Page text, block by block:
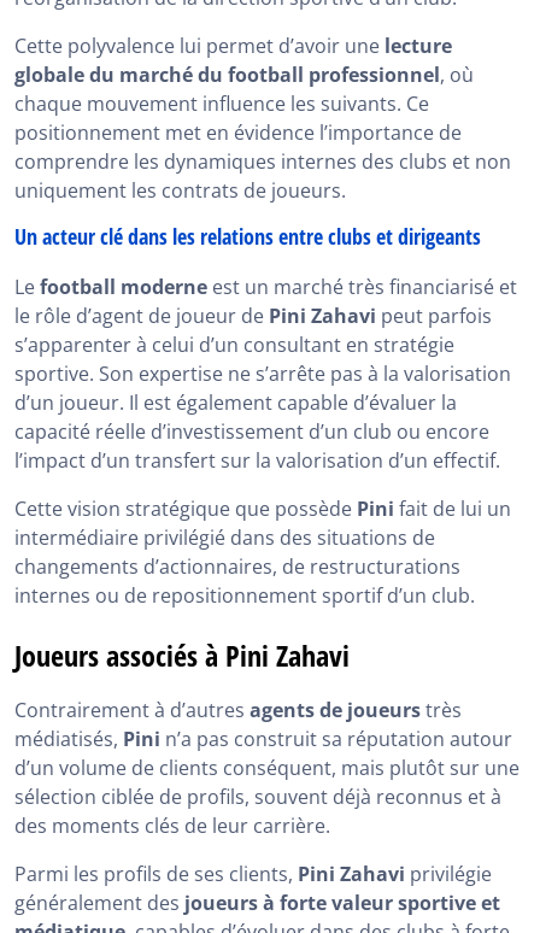
Cette polyvalence lui permet d’avoir une lecture
globale du marché du football professionnel, où
chaque mouvement influence les suivants. Ce
positionnement met en évidence l’importance de
comprendre les dynamiques internes des clubs et non
uniquement les contrats de joueurs.
Un acteur clé dans les relations entre clubs et dirigeants
Lefootball moderne est un marché très financiarisé et
le rôle d’agent de joueur de Pini Zahavi peut parfois
s’apparenter à celui d’un consultant en stratégie
sportive. Son expertise ne s’arrête pas à la valorisation
d’un joueur. Il est également capable d’évaluer la
capacité réelle d’investissement d’un club ou encore
l’impact d’un transfert sur la valorisation d’un effectif.
Cette vision stratégique que possède Pini fait de lui un
intermédiaire privilégié dans des situations de
changements d’actionnaires, de restructurations
internes ou de repositionnement sportif d’un club.
Joueurs associés à Pini Zahavi
Contrairement à d’autres agents de joueurstrès
médiatisés, Pini n’a pas construit sa réputation autour
d’un volume de clients conséquent, mais plutôt sur une
sélection ciblée de profils, souvent déjà reconnus et à
des moments clés de leur carrière.
Parmi les profils de ses clients, Pini Zahavi privilégie
généralement des joueurs à forte valeur sportive et